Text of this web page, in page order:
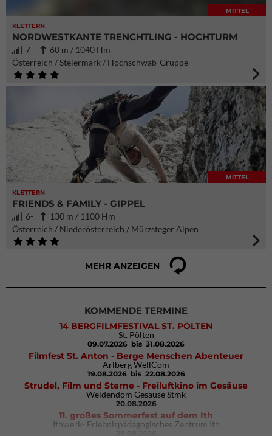
KLETTERN
MITTEL
NORDWESTKANTE TRENCHTLING - HOCHTURM
7-
60 m / 1040 Hm
Österreich / Steiermark / Hochschwab-Gruppe
KLETTERN
MITTEL
FRIENDS & FAMILY - GIPPEL
6-
130 m / 1100 Hm
Österreich / Niederösterreich / Mürzsteger Alpen
MEHR ANZEIGEN
KOMMENDE TERMINE
14 BERGFILMFESTIVAL ST. PÖLTEN
St. Pölten
09.07.2026 bis 31.08.2026
Filmfest St. Anton - Berge Menschen Abenteuer
Arlberg WellCom
19.08.2026 bis 22.08.2026
Strudel, Film und Sterne - Freiluftkino im Gesäuse
Weidendom Gesäuse Stmk
20.08.2026
11. großes Sommerfest auf dem Ith
Ithwerk- Erlebnispädagogisches Zentrum Ith